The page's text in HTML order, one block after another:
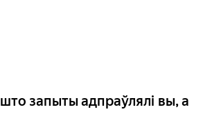
запыты адпраўлялі вы, а